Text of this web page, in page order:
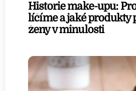
Historie make-upu:
líčíme a jaké produkty
ženy v minulosti